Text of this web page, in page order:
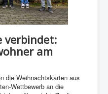
verbindet:
am
die Weihnachtskarten aus
Wettbewerb an die